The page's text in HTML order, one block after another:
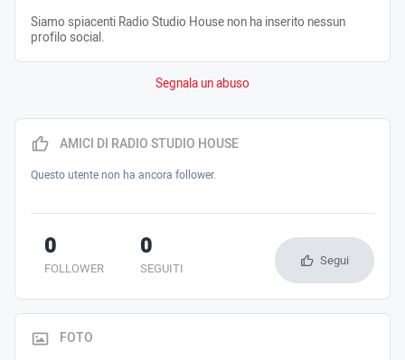
Siamo spiacenti Radio Studio House non ha inserito nessun
profilo social.
Segnala un abuso
AMICI DI RADIO STUDIO HOUSE
Questo utente non ha ancora follower.
FOLLOWER
0
SEGUITI
0 Segui
FOTO